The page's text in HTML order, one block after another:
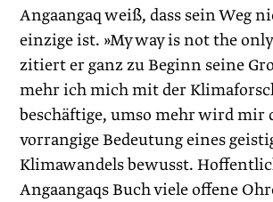
Angaangaq weiß, dass sein Weg
einzige ist. »My way is not the
zitiert er ganz zu Beginn seine
mehr ich mich mit der
beschäftige, umso mehr wird mir
vorrangige Bedeutung eines
Klimawandels bewusst.
Angaangaqs Buch viele offene